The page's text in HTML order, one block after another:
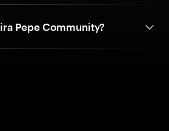
Pepe Community?